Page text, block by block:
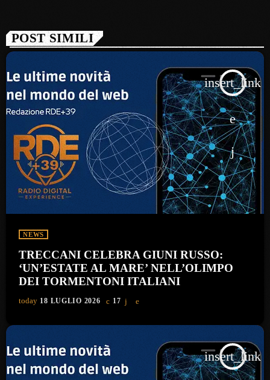
POST SIMILI
insert_link
NEWS
TRECCANI CELEBRA GIUNI RUSSO:
‘UN’ESTATE AL MARE’ NELL’OLIMPO
DEI TORMENTONI ITALIANI
today 18 LUGLIO 2026 17
insert_link